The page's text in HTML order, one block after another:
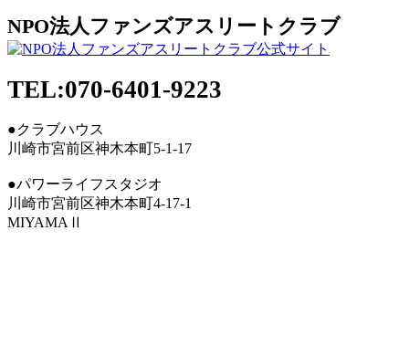
NPO法人ファンズアスリートクラブ
TEL:070-6401-9223
●クラブハウス
川崎市宮前区神木本町5-1-17
●パワーライフスタジオ
川崎市宮前区神木本町4-17-1
MIYAMAⅡ